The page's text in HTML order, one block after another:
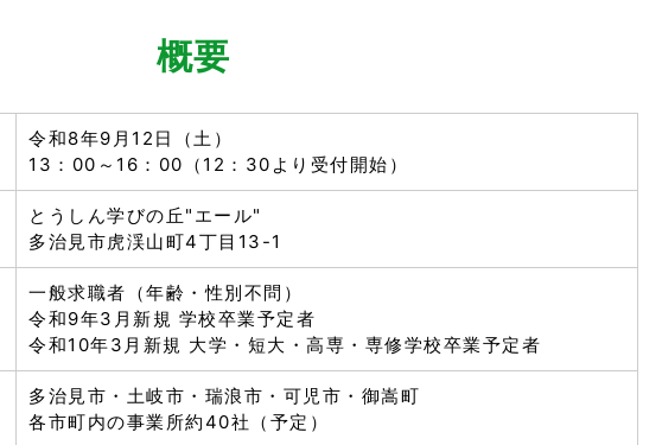
概要
令和8年9月12日（土）
13：00～16：00（12：30より受付開始）
とうしん学びの丘"エール"
多治見市虎渓山町4丁目13-1
一般求職者（年齢・性別不問）
令和9年3月新規 学校卒業予定者
令和10年3月新規 大学・短大・高専・専修学校卒業予定者
多治見市・土岐市・瑞浪市・可児市・御嵩町
各市町内の事業所約40社（予定）